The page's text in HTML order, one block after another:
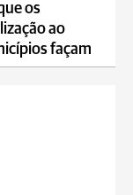
os
ao
façam